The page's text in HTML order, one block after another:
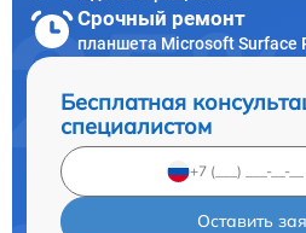
Срочный ремонт
планшета Microsoft Surface
Бесплатная
специалистом
Оставить